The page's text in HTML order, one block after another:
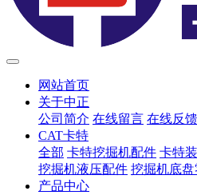
网站首页
关于中正
公司简介 在线留言 在线反馈
CAT卡特
全部 卡特挖掘机配件 卡特
挖掘机液压配件 挖掘机底
产品中心